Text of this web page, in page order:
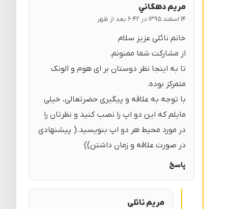
مريم دهكاني
۱۴ اسفند ۱۳۹۵ در ۶:۴۲ بعد از ظهر
خانم نائلی عزیز سلام
از مشارکت شما ممنونم.
تا به اینجا نظر دوستان بر ای هوم و الونک
متمرکز بوده.
با توجه به علاقه و پیگیری حضرتعالی، خیلی
مایلم که این دو اپ را نصب کنید و نظرتان را
در مورد محیط هر دو اپ بنویسید.( پیشنهادی
در صورت علاقه و زمان داشتن))
پاسخ
مریم نائلی